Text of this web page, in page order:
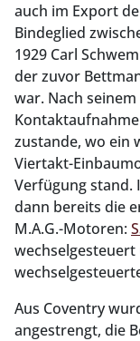
auch im Export
Bindeglied
1929 Carl
der zuvor
war. Nach
zustande, wo ein
Viertakt-
Verfügung stand.
dann bereits die
M.A.G.-Motoren:
wechselgesteuert
Aus Coventry
angestrengt, die